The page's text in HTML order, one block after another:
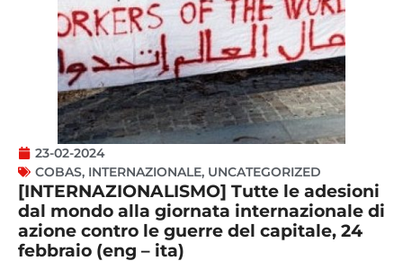
23-02-2024
COBAS, INTERNAZIONALE, UNCATEGORIZED
[INTERNAZIONALISMO] Tutte le adesioni
dal mondo alla giornata internazionale di
azione contro le guerre del capitale, 24
febbraio (eng – ita)